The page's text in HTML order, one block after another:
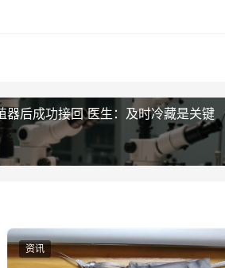
器后成功接回 医生：及时冷藏是关键
资讯